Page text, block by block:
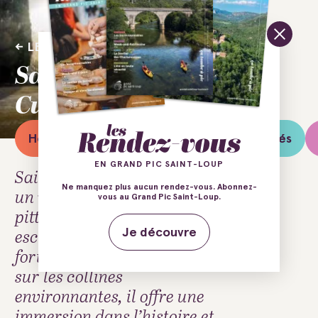
LES VILLAGES
Saint-Jean-de-
Cuculles
Hébergements Restaurants Activités
Saint-Jean-de-Cuculles est
un village médiéval
pittoresque. Avec ses ruelles
escarpées, son église romane
fortifiée et ses panoramas
sur les collines
environnantes, il offre une
EN GRAND PIC SAINT-LOUP
Ne manquez plus aucun rendez-vous. Abonnez-
vous au Grand Pic Saint-Loup.
Je découvre